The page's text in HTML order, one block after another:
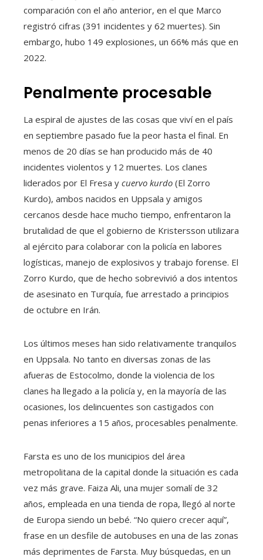
comparación con el año anterior, en el que Marco
registró cifras (391 incidentes y 62 muertes). Sin
embargo, hubo 149 explosiones, un 66% más que en
2022.
Penalmente procesable
La espiral de ajustes de las cosas que viví en el país
en septiembre pasado fue la peor hasta el final. En
menos de 20 días se han producido más de 40
incidentes violentos y 12 muertes. Los clanes
liderados por El Fresa y cuervo kurdo (El Zorro
Kurdo), ambos nacidos en Uppsala y amigos
cercanos desde hace mucho tiempo, enfrentaron la
brutalidad de que el gobierno de Kristersson utilizara
al ejército para colaborar con la policía en labores
logísticas, manejo de explosivos y trabajo forense. El
Zorro Kurdo, que de hecho sobrevivió a dos intentos
de asesinato en Turquía, fue arrestado a principios
de octubre en Irán.
Los últimos meses han sido relativamente tranquilos
en Uppsala. No tanto en diversas zonas de las
afueras de Estocolmo, donde la violencia de los
clanes ha llegado a la policía y, en la mayoría de las
ocasiones, los delincuentes son castigados con
penas inferiores a 15 años, procesables penalmente.
Farsta es uno de los municipios del área
metropolitana de la capital donde la situación es cada
vez más grave. Faiza Ali, una mujer somalí de 32
años, empleada en una tienda de ropa, llegó al norte
de Europa siendo un bebé. “No quiero crecer aquí”,
frase en un desfile de autobuses en una de las zonas
más deprimentes de Farsta. Muy búsquedas, en un